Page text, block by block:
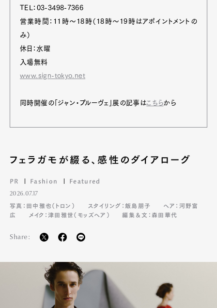
TEL：03-3498-7366
営業時間：11時〜18時（18時〜19時はアポイントメントの
み）
休日：水曜
入場無料
www.sign-tokyo.net
同時開催の「ジャン・プルーヴェ」展の記事はこちらから
フェラガモが綴る、感性のダイアローグ
PR Fashion Featured
2026.07.17
写真：田中雅也（トロン）
スタイリング：飯島朋子
ヘア：河野富
広
メイク：津田雅世（モッズヘア） 編集＆文：森田華代
Share: